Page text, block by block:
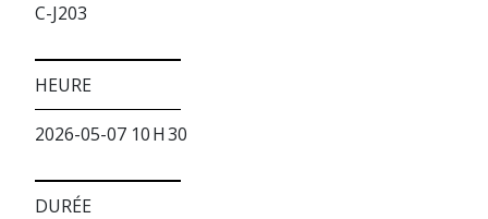
C-J203
HEURE
2026-05-07 10 H 30
DURÉE